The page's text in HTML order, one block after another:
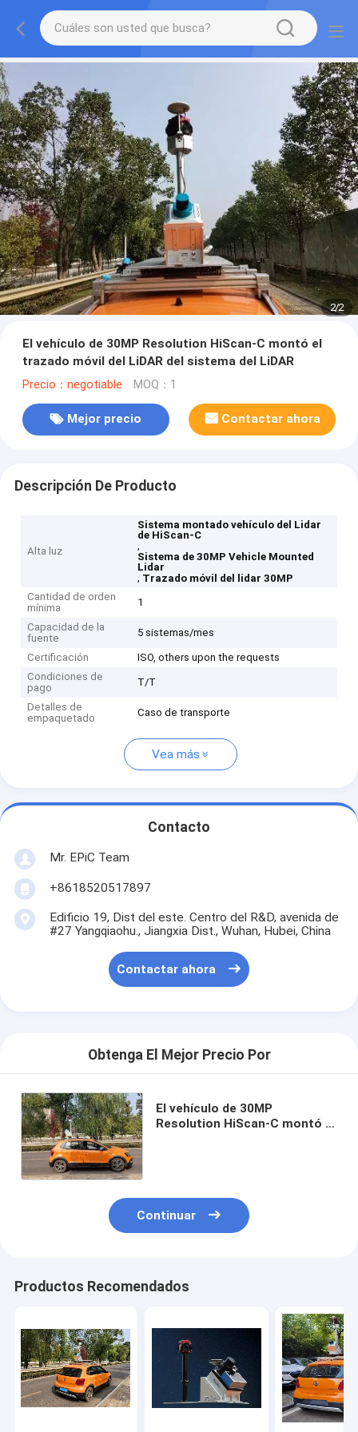
2/2
El vehículo de 30MP Resolution HiScan-C montó el
trazado móvil del LiDAR del sistema del LiDAR
Precio：negotiable MOQ：1
Mejor precio Contactar ahora
Descripción De Producto
Alta luz
Sistema montado vehículo del Lidar
de HiScan-C
,
Sistema de 30MP Vehicle Mounted
Lidar
, Trazado móvil del lidar 30MP
Cantidad de orden
mínima
1
Capacidad de la
fuente
5 sistemas/mes
Certificación
ISO, others upon the requests
Condiciones de
pago
T/T
Detalles de
empaquetado
Caso de transporte
Vea más
Contacto
Mr. EPiC Team
+8618520517897
Edificio 19, Dist del este. Centro del R&D, avenida de
#27 Yangqiaohu., Jiangxia Dist., Wuhan, Hubei, China
Contactar ahora
Obtenga El Mejor Precio Por
El vehículo de 30MP
Resolution HiScan-C montó el
Continuar
Productos Recomendados